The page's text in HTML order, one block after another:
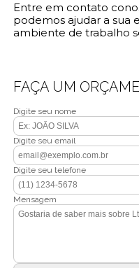
Entre em contato
podemos ajudar a sua
ambiente de trabalho
FAÇA UM
Digite seu nome
Digite seu email
Digite seu telefone
Mensagem